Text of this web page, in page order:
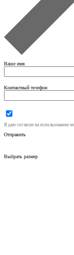
Ваше имя
Контактный телефон
Я даю согласие на
Отправить
Выбрать размер